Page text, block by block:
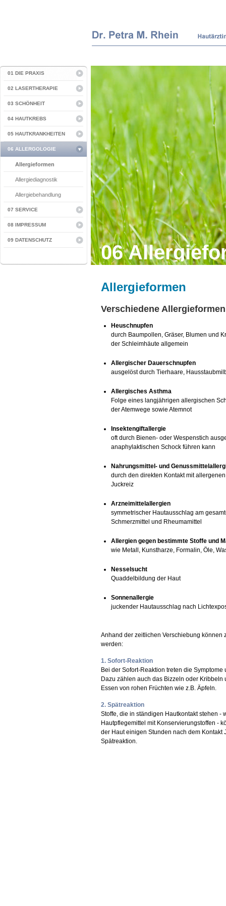
Allergieformen
Verschiedene Allergieformen
Heuschnupfen
durch Baumpollen, Gräser, Blumen und
der Schleimhäute allgemein
Allergischer Dauerschnupfen
ausgelöst durch Tierhaare,
Allergisches Asthma
Folge eines langjährigen allergischen
der Atemwege sowie Atemnot
Insektengiftallergie
oft durch Bienen- oder Wespenstich
anaphylaktischen Schock führen kann
Nahrungsmittel- und
durch den direkten Kontakt mit
Juckreiz
Arzneimittelallergien
symmetrischer Hautausschlag am
Schmerzmittel und Rheumamittel
Allergien gegen bestimmte Stoffe und
wie Metall, Kunstharze, Formalin, Öle,
Nesselsucht
Quaddelbildung der Haut
Sonnenallergie
juckender Hautausschlag nach
Anhand der zeitlichen Verschiebung
werden:
1. Sofort-Reaktion
Bei der Sofort-Reaktion treten die
Dazu zählen auch das Bizzeln oder
Essen von rohen Früchten wie z.B. Äpfeln.
2. Spätreaktion
Stoffe, die in ständigen Hautkontakt stehen -
Hautpflegemittel mit Konservierungstoffen -
der Haut einigen Stunden nach dem
Spätreaktion.
06
01 DIE PRAXIS
02 LASERTHERAPIE
03 SCHÖNHEIT
04 HAUTKREBS
05 HAUTKRANKHEITEN
06 ALLERGOLOGIE
Allergieformen
Allergiediagnostik
Allergiebehandlung
07 SERVICE
08 IMPRESSUM
09 DATENSCHUTZ